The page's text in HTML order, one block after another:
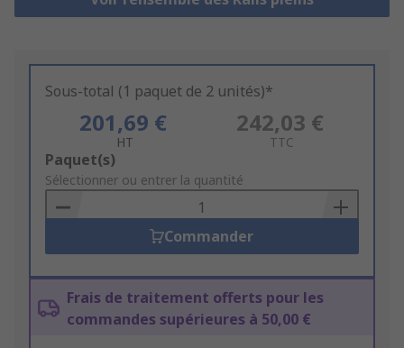
Sous-total (1 paquet de 2 unités)*
201,69 €
HT
242,03 €
TTC
Add
to
Basket
Paquet(s)
Sélectionner ou entrer la quantité
Commander
Frais de traitement offerts pour les
commandes supérieures à 50,00 €